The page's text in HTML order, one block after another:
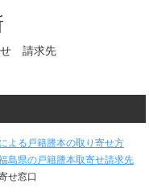
せ 請求先
よる戸籍謄本の取り寄せ方
島県の戸籍謄本取寄せ請求先
せ窓口